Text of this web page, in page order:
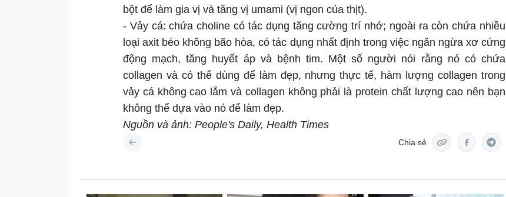
bột để làm gia vị và tăng vị umami (vị ngon của thịt).
- Vảy cá: chứa choline có tác dụng tăng cường trí nhớ; ngoài ra còn chứa nhiều
loại axit béo không bão hòa, có tác dụng nhất định trong việc ngăn ngừa xơ cứng
động mạch, tăng huyết áp và bệnh tim. Một số người nói rằng nó có chứa
collagen và có thể dùng để làm đẹp, nhưng thực tế, hàm lượng collagen trong
vảy cá không cao lắm và collagen không phải là protein chất lượng cao nên bạn
không thể dựa vào nó để làm đẹp.
Nguồn và ảnh: People's Daily, Health Times
Chia sẻ